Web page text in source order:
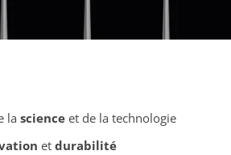
la scienceet de la technologie
et durabilité